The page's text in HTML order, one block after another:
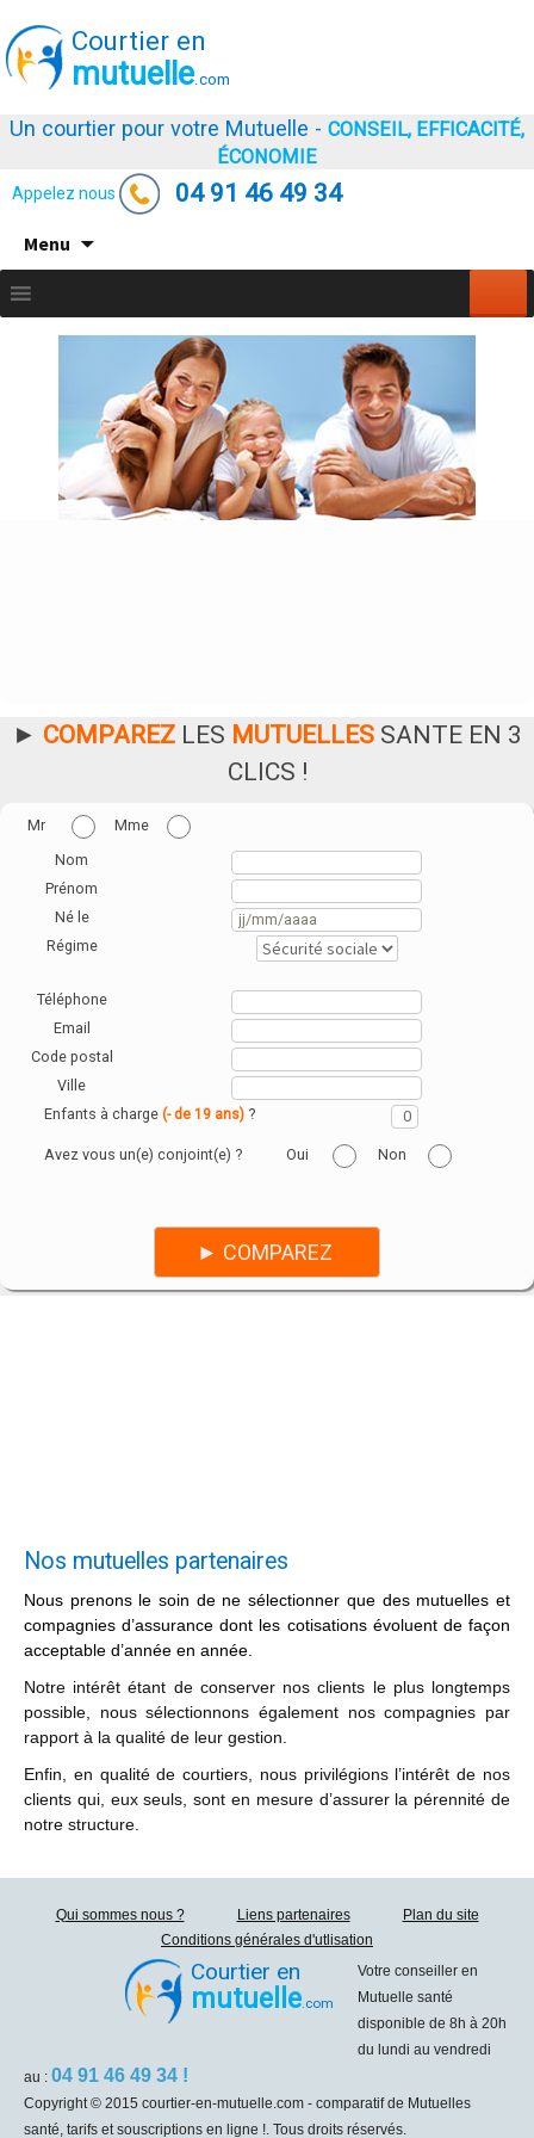
Courtier en
mutuelle.com
Un courtier pour votre Mutuelle - CONSEIL, EFFICACITÉ,
ÉCONOMIE
Appelez nous 04 91 46 49 34
Menu
► COMPAREZ LES MUTUELLES SANTE EN 3
CLICS !
Mr
Mme
Nom
Prénom
Né le
Régime
Téléphone
Email
Code postal
Ville
Enfants à charge(- de 19 ans)?
Avez vous un(e) conjoint(e) ? Oui Non
Nos mutuelles partenaires
Nous prenons le soin de ne sélectionner que des mutuelles et
compagnies d’assurance dont les cotisations évoluent de façon
acceptable d’année en année.
Notre intérêt étant de conserver nos clients le plus longtemps
possible, nous sélectionnons également nos compagnies par
rapport à la qualité de leur gestion.
Enfin, en qualité de courtiers, nous privilégions l’intérêt de nos
clients qui, eux seuls, sont en mesure d’assurer la pérennité de
notre structure.
Qui sommes nous ? Liens partenaires
Plan du site
Conditions générales d'utlisation
Courtier en
mutuelle.com
Votre conseiller en
Mutuelle santé
disponible de 8h à 20h
du lundi au vendredi
au : 04 91 46 49 34 !
Copyright © 2015 courtier-en-mutuelle.com - comparatif de Mutuelles
santé, tarifs et souscriptions en ligne !. Tous droits réservés.